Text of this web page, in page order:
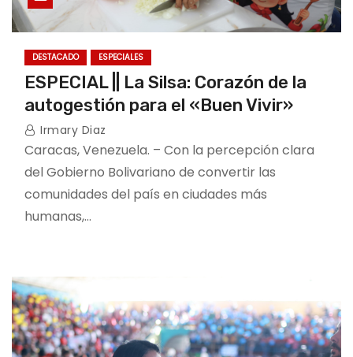
DESTACADO ESPECIALES
ESPECIAL || La Silsa: Corazón de la
autogestión para el «Buen Vivir»
Irmary Diaz
Caracas, Venezuela. – Con la percepción clara
del Gobierno Bolivariano de convertir las
comunidades del país en ciudades más
humanas,…